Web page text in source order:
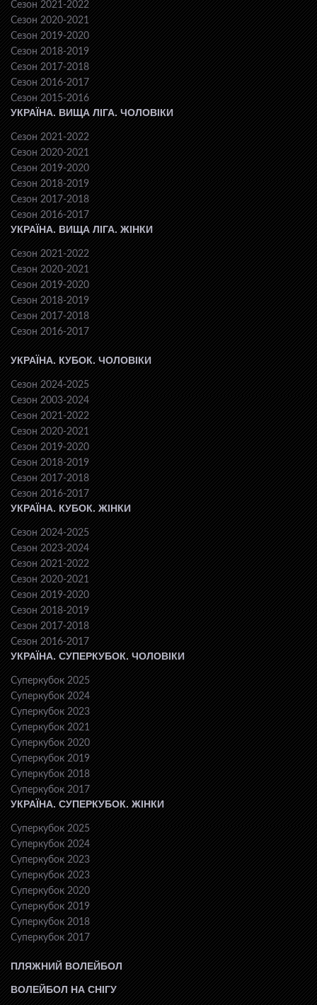
Сезон 2021-2022
Сезон 2020-2021
Сезон 2019-2020
Сезон 2018-2019
Сезон 2017-2018
Сезон 2016-2017
Сезон 2015-2016
УКРАЇНА. ВИЩА ЛІГА. ЧОЛОВІКИ
Сезон 2021-2022
Сезон 2020-2021
Сезон 2019-2020
Сезон 2018-2019
Сезон 2017-2018
Сезон 2016-2017
УКРАЇНА. ВИЩА ЛІГА. ЖІНКИ
Сезон 2021-2022
Сезон 2020-2021
Сезон 2019-2020
Сезон 2018-2019
Сезон 2017-2018
Сезон 2016-2017
УКРАЇНА. КУБОК. ЧОЛОВІКИ
Сезон 2024-2025
Сезон 2003-2024
Сезон 2021-2022
Сезон 2020-2021
Сезон 2019-2020
Сезон 2018-2019
Сезон 2017-2018
Сезон 2016-2017
УКРАЇНА. КУБОК. ЖІНКИ
Сезон 2024-2025
Сезон 2023-2024
Сезон 2021-2022
Сезон 2020-2021
Сезон 2019-2020
Сезон 2018-2019
Сезон 2017-2018
Сезон 2016-2017
УКРАЇНА. СУПЕРКУБОК. ЧОЛОВІКИ
Суперкубок 2025
Суперкубок 2024
Суперкубок 2023
Суперкубок 2021
Суперкубок 2020
Суперкубок 2019
Суперкубок 2018
Суперкубок 2017
УКРАЇНА. СУПЕРКУБОК. ЖІНКИ
Суперкубок 2025
Суперкубок 2024
Суперкубок 2023
Суперкубок 2023
Суперкубок 2020
Суперкубок 2019
Суперкубок 2018
Суперкубок 2017
ПЛЯЖНИЙ ВОЛЕЙБОЛ
ВОЛЕЙБОЛ НА СНІГУ